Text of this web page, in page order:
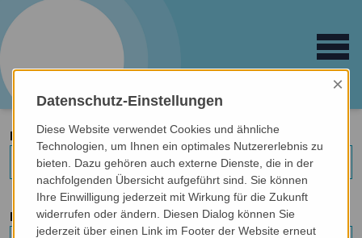
Open
E-MAIL:*
PASSWORT
Datenschutz-Einstellungen
×
Diese Website verwendet Cookies und ähnliche
Technologien, um Ihnen ein optimales Nutzererlebnis zu
bieten. Dazu gehören auch externe Dienste, die in der
nachfolgenden Übersicht aufgeführt sind. Sie können
Ihre Einwilligung jederzeit mit Wirkung für die Zukunft
widerrufen oder ändern. Diesen Dialog können Sie
jederzeit über einen Link im Footer der Website erneut